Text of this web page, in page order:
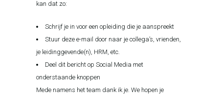
kan dat zo:
Schrijf je in voor een opleiding die je aanspreekt
Stuur deze e-mail door naar je collega’s, vrienden,
je leidinggevende(n), HRM, etc.
Deel dit bericht op Social Media met
onderstaande knoppen
Mede namens het team dank ik je. We hopen je